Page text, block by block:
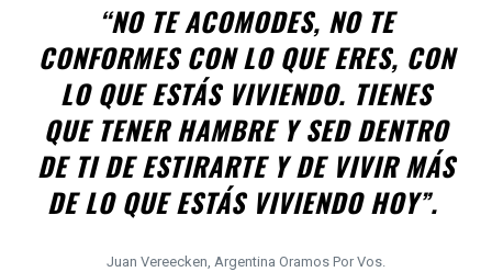
“NO TE ACOMODES, NO TE
CONFORMES CON LO QUE ERES, CON
LO QUE ESTÁS VIVIENDO. TIENES
QUE TENER HAMBRE Y SED DENTRO
DE TI DE ESTIRARTE Y DE VIVIR MÁS
DE LO QUE ESTÁS VIVIENDO HOY”.
Juan Vereecken, Argentina Oramos Por Vos.